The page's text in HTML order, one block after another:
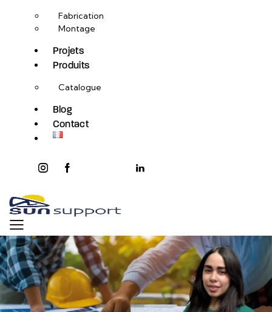
Fabrication
Montage
Projets
Produits
Catalogue
Blog
Contact
instagramfacebook-
youtube2
linkedin